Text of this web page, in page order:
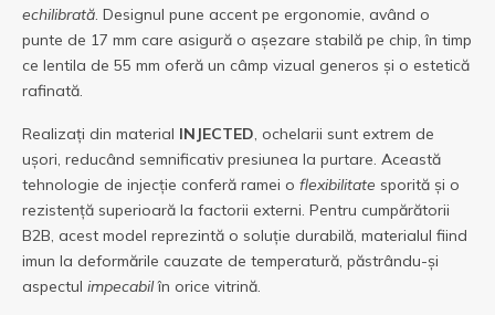
echilibrată. Designul pune accent pe ergonomie, având o
punte de 17 mm care asigură o așezare stabilă pe chip, în timp
ce lentila de 55 mm oferă un câmp vizual generos și o estetică
rafinată.
Realizați din material INJECTED, ochelarii sunt extrem de
ușori, reducând semnificativ presiunea la purtare. Această
tehnologie de injecție conferă ramei o flexibilitate sporită și o
rezistență superioară la factorii externi. Pentru cumpărătorii
B2B, acest model reprezintă o soluție durabilă, materialul fiind
imun la deformările cauzate de temperatură, păstrându-și
aspectul impecabilîn orice vitrină.